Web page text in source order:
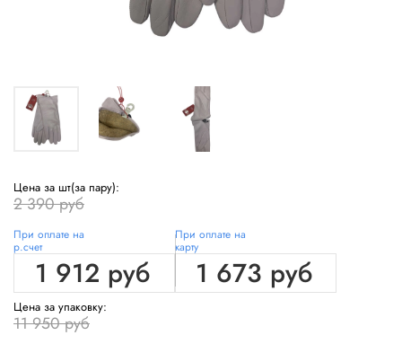
Цена за шт(за пару):
2 390 руб
При оплате на
р.счет
1 912 руб
При оплате на
карту
1 673 руб
Цена за упаковку:
11 950 руб